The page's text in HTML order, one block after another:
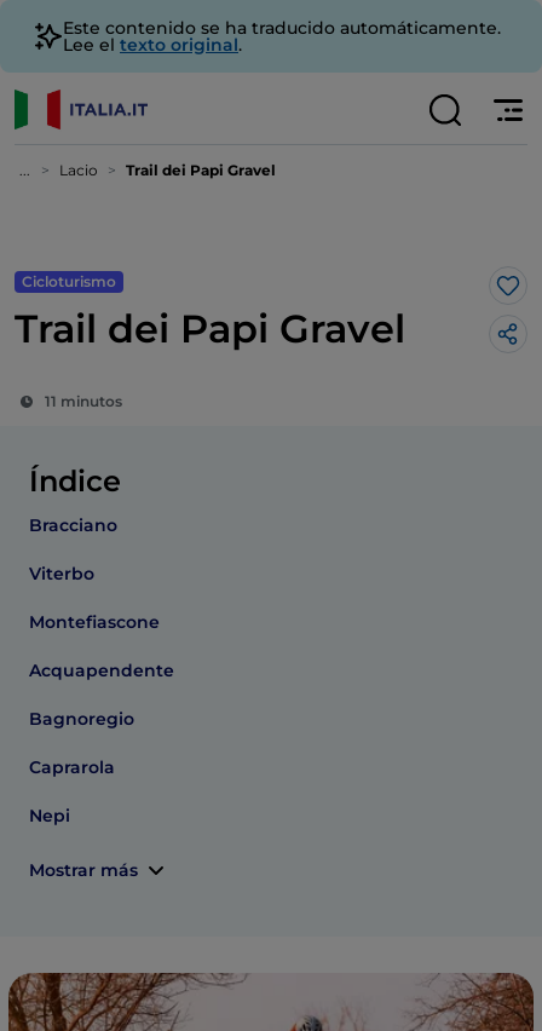
Este contenido se ha traducido automáticamente.
Lee el texto original.
... Lacio Trail dei Papi Gravel
Cicloturismo
Trail dei Papi Gravel
11 minutos
Me
Índice
Bracciano
Viterbo
Montefiascone
Acquapendente
Bagnoregio
Caprarola
Nepi
Mostrar más